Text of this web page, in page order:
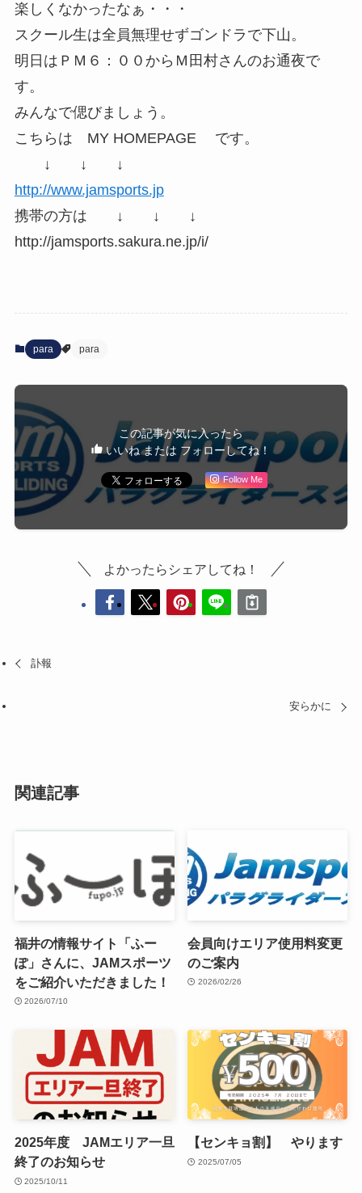
楽しくなかったなぁ・・・
スクール生は全員無理せずゴンドラで下山。
明日はＰＭ６：００からＭ田村さんのお通夜で
す。
みんなで偲びましょう。
こちらは MY HOMEPAGE です。
↓ ↓ ↓
http://www.jamsports.jp
携帯の方は ↓ ↓ ↓
http://jamsports.sakura.ne.jp/i/
para para
この記事が気に入ったら
いいね または フォローしてね！
Follow Me
よかったらシェアしてね！
訃報
安らかに
関連記事
福井の情報サイト「ふー
ぽ」さんに、JAMスポーツ
をご紹介いただきました！
2026/07/10
会員向けエリア使用料変更
のご案内
2026/02/26
2025年度 JAMエリア一旦
終了のお知らせ
2025/10/11
【センキョ割】 やります
2025/07/05